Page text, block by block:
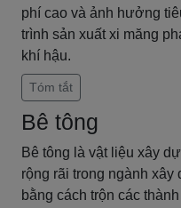
phí cao và ảnh hưởng
trình sản xuất xi măng
khí hậu.
Tóm tắt
Bê tông
Bê tông là vật liệu xây
rộng rãi trong ngành
bằng cách trộn các